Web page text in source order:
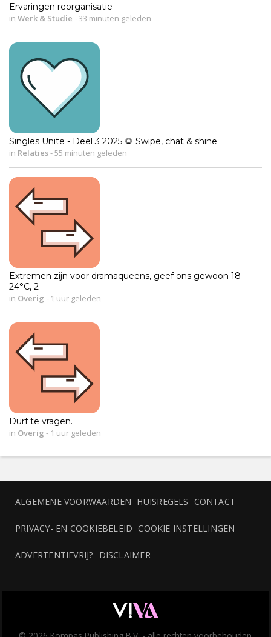
Ervaringen reorganisatie
in Werk & Studie - 33 minuten geleden
Singles Unite - Deel 3 2025 🌻 Swipe, chat & shine
in Relaties-55 minuten geleden
Extremen zijn voor dramaqueens, geef ons gewoon 18-
24°C, 2
in Overig - 1 uur geleden
Durf te vragen.
in Overig - 1 uur geleden
ALGEMENE VOORWAARDEN HUISREGELS CONTACT
PRIVACY- EN COOKIEBELEID COOKIE INSTELLINGEN
ADVERTENTIEVRIJ? DISCLAIMER